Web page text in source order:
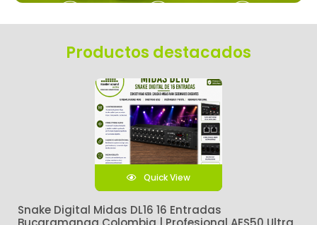
Productos destacados
Quick View
Snake Digital Midas DL16 16 Entradas